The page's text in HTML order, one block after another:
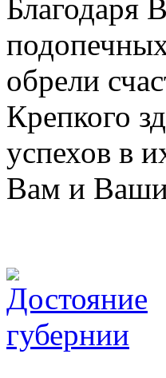
Благодаря
обрели
Крепкого
успехов в
Вам и